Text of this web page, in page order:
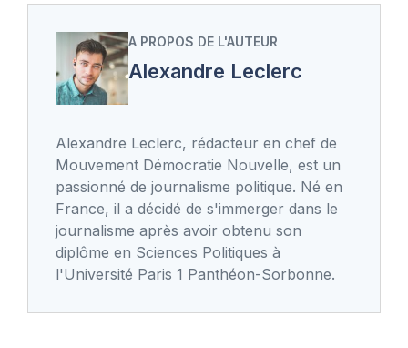
A PROPOS DE L'AUTEUR
Alexandre Leclerc
Alexandre Leclerc, rédacteur en chef de
Mouvement Démocratie Nouvelle, est un
passionné de journalisme politique. Né en
France, il a décidé de s'immerger dans le
journalisme après avoir obtenu son
diplôme en Sciences Politiques à
l'Université Paris 1 Panthéon-Sorbonne.